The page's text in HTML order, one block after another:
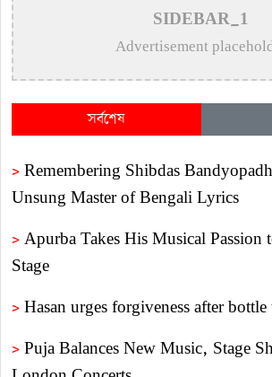
SIDEBAR_1
Advertisement
সর্বশেষ
> Remembering Shibdas
Unsung Master of Bengali Lyrics
> Apurba Takes His Musical Passion
Stage
> Hasan urges forgiveness after
> Puja Balances New Music, Stage